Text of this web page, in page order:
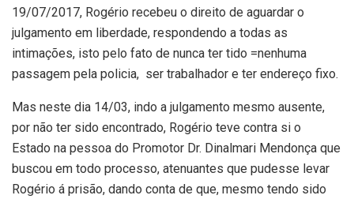
19/07/2017, Rogério recebeu o direito de aguardar o
julgamento em liberdade, respondendo a todas as
intimações, isto pelo fato de nunca ter tido =nenhuma
passagem pela policia, ser trabalhador e ter endereço fixo.
Mas neste dia 14/03, indo a julgamento mesmo ausente,
por não ter sido encontrado, Rogério teve contra si o
Estado na pessoa do Promotor Dr. Dinalmari Mendonça que
buscou em todo processo, atenuantes que pudesse levar
Rogério á prisão, dando conta de que, mesmo tendo sido